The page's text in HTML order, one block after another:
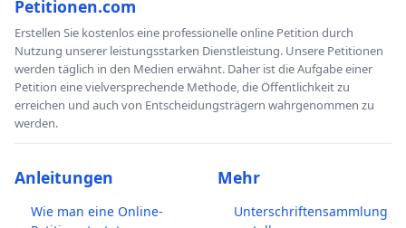
Petitionen.com
Erstellen Sie kostenlos eine professionelle online Petition durch
Nutzung unserer leistungsstarken Dienstleistung. Unsere Petitionen
werden täglich in den Medien erwähnt. Daher ist die Aufgabe einer
Petition eine vielversprechende Methode, die Öffentlichkeit zu
erreichen und auch von Entscheidungsträgern wahrgenommen zu
werden.
Anleitungen
Wie man eine Online-
Mehr
Unterschriftensammlung